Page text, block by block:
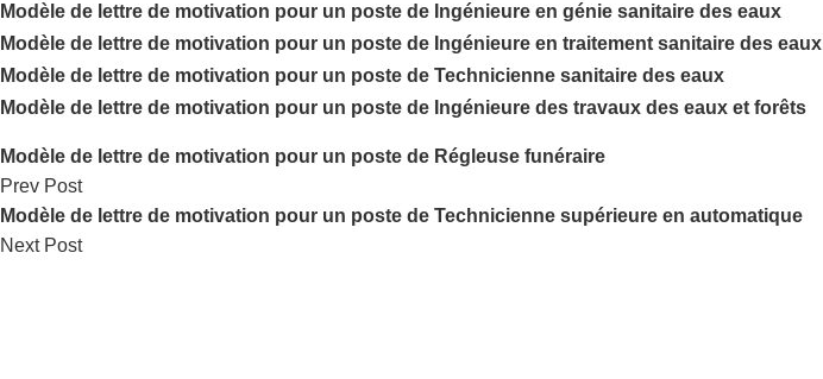
Modèle de lettre de motivation pour un poste de Ingénieure en génie sanitaire des eaux
Modèle de lettre de motivation pour un poste de Ingénieure en traitement sanitaire des eaux
Modèle de lettre de motivation pour un poste de Technicienne sanitaire des eaux
Modèle de lettre de motivation pour un poste de Ingénieure des travaux des eaux et forêts
Modèle de lettre de motivation pour un poste de Régleuse funéraire
Prev Post
Modèle de lettre de motivation pour un poste de Technicienne supérieure en automatique
Next Post